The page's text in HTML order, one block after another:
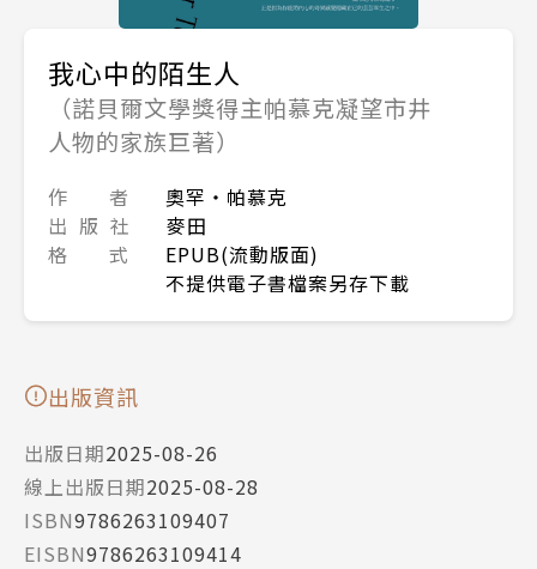
我心中的陌生人
（諾貝爾文學獎得主帕慕克凝望市井
人物的家族巨著）
作 者
奧罕‧帕慕克
出 版 社
麥田
格 式
EPUB(流動版面)
不提供電子書檔案另存下載
出版資訊
出版日期2025-08-26
線上出版日期2025-08-28
ISBN9786263109407
EISBN9786263109414